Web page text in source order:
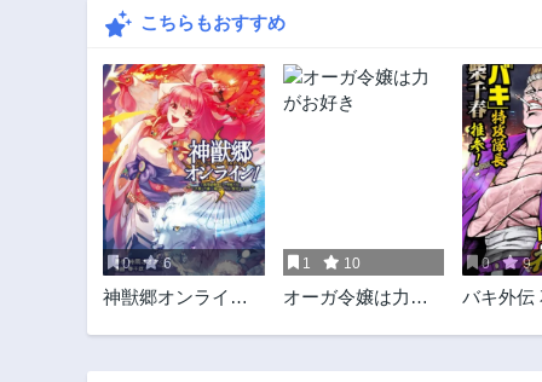
こちらもおすすめ
0 6
神獣郷オンライ
に『不殺』で優し
1 10
オーガ令嬢は力が
0 9
バキ外伝